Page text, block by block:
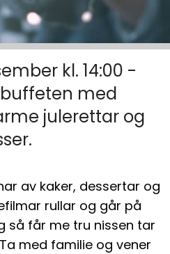
kl. 14:00 -
buffeten med
julerettar og
av kaker, dessertar og
rullar og går på
så får me tru nissen tar
med familie og vener